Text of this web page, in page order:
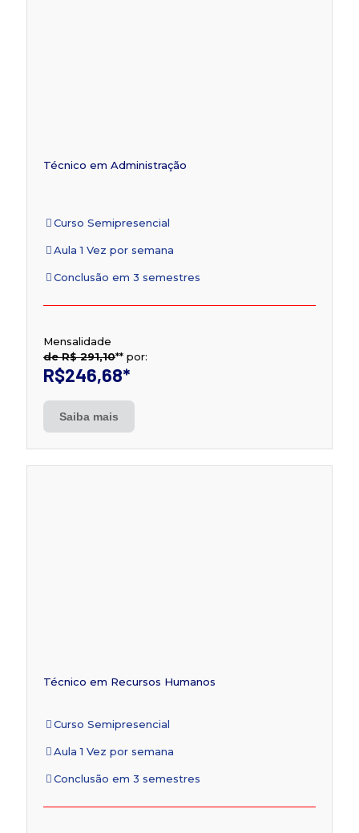
Técnico em Administração
Curso Semipresencial
Aula 1 Vez por semana
Conclusão em 3 semestres
Mensalidade
de R$ 291,10** por:
R$246,68*
Saiba mais
Técnico em Recursos Humanos
Curso Semipresencial
Aula 1 Vez por semana
Conclusão em 3 semestres